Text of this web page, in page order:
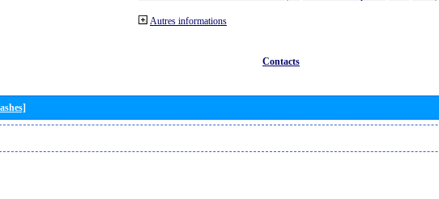
Autres informations
Contacts